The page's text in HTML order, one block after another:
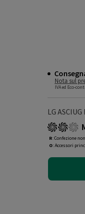
Nota sul
IVA ed Eco-
LG
R: Confezione
O: Accessori